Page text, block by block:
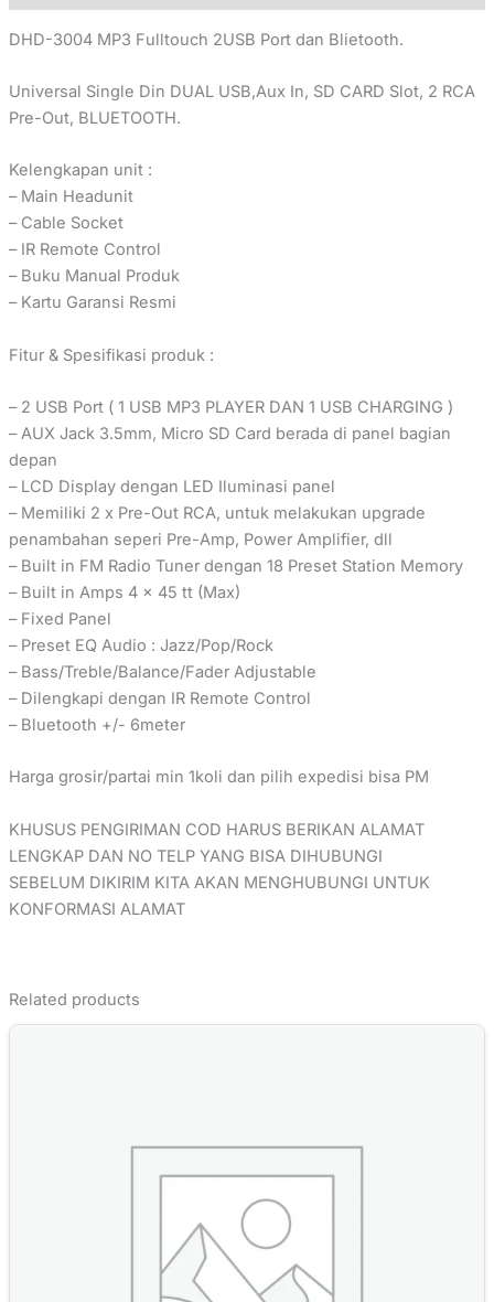
DHD-3004 MP3 Fulltouch 2USB Port dan Blietooth.
Universal Single Din DUAL USB,Aux In, SD CARD Slot, 2 RCA
Pre-Out, BLUETOOTH.
Kelengkapan unit :
– Main Headunit
– Cable Socket
– IR Remote Control
– Buku Manual Produk
– Kartu Garansi Resmi
Fitur & Spesifikasi produk :
– 2 USB Port ( 1 USB MP3 PLAYER DAN 1 USB CHARGING )
– AUX Jack 3.5mm, Micro SD Card berada di panel bagian
depan
– LCD Display dengan LED Iluminasi panel
– Memiliki 2 x Pre-Out RCA, untuk melakukan upgrade
penambahan seperi Pre-Amp, Power Amplifier, dll
– Built in FM Radio Tuner dengan 18 Preset Station Memory
– Built in Amps 4 x 45 tt (Max)
– Fixed Panel
– Preset EQ Audio : Jazz/Pop/Rock
– Bass/Treble/Balance/Fader Adjustable
– Dilengkapi dengan IR Remote Control
– Bluetooth +/- 6meter
Harga grosir/partai min 1koli dan pilih expedisi bisa PM
KHUSUS PENGIRIMAN COD HARUS BERIKAN ALAMAT
LENGKAP DAN NO TELP YANG BISA DIHUBUNGI
SEBELUM DIKIRIM KITA AKAN MENGHUBUNGI UNTUK
KONFORMASI ALAMAT
Related products